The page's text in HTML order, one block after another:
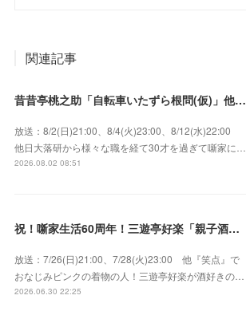
関連記事
昔昔亭桃之助「自転車いたずら根問(仮)」他～師匠・桃太郎のいない初めての桜の季節の独演会！
放送：8/2(日)21:00、8/4(火)23:00、8/12(水)22:00
他日大落研から様々な職を経て30才を過ぎて噺家に…
2026.08.02 08:51
祝！噺家生活60周年！三遊亭好楽「親子酒」錦笑亭満堂「桜ん坊」～満堂フェス2026
放送：7/26(日)21:00、7/28(火)23:00 他『笑点』で
おなじみピンクの着物の人！三遊亭好楽が酒好きの…
2026.06.30 22:25